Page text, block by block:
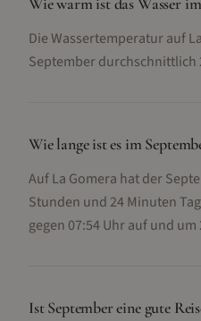
Die Wassertemperatur auf
September durchschnittlich
Wie lange ist es im
Auf La Gomera hat der
Stunden und 24 Minuten
gegen 07:54 Uhr auf und
Ist September eine gute